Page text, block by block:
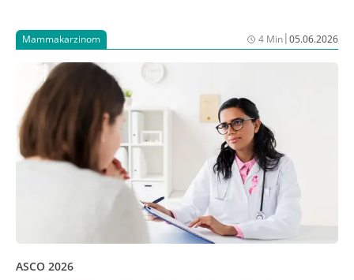
jedoch als prognostischer oder prädiktiver Marker für
das Ansprechen auf eine Avelumab-Erhaltung nicht
geeignet zu sein, wie die Ergebnisse einer Post-hoc-
Analyse zeigen.
Mammakarzinom 4 Min|05.06.2026
ASCO 2026